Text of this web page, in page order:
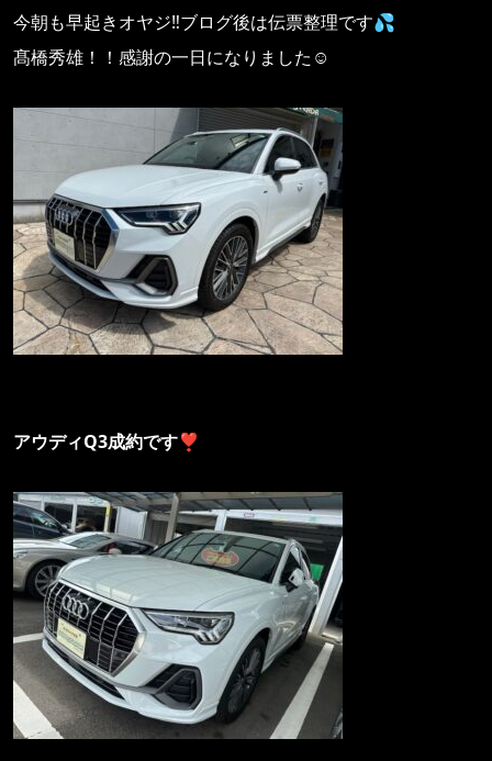
今朝も早起きオヤジ‼️ブログ後は伝票整理です💦
髙橋秀雄！！感謝の一日になりました☺️
アウディQ3成約です❣️